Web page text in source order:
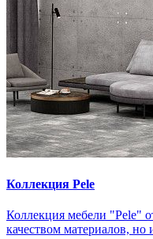
Коллекция Pele
Коллекция мебели "Pele"
качеством материалов,